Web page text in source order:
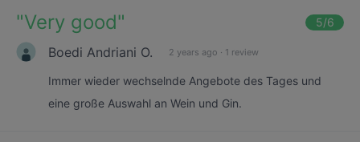
"Very good" 5/6
Boedi Andriani O. 2 years ago · 1 review
Immer wieder wechselnde Angebote des Tages und
eine große Auswahl an Wein und Gin.